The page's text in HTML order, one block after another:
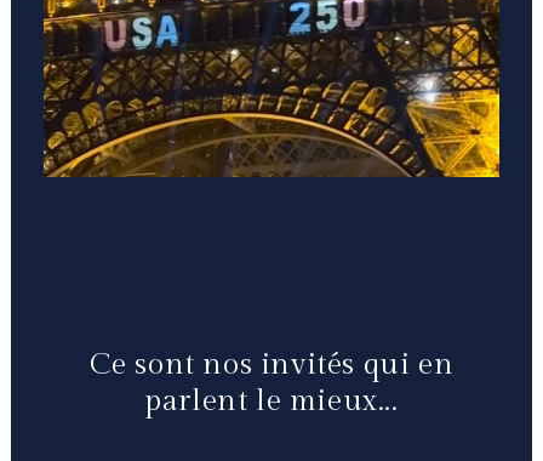
Ce sont nos invités qui en
parlent le mieux...